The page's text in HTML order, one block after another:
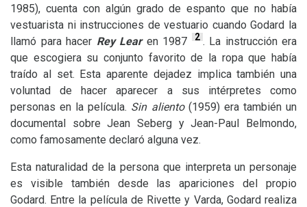
1985), cuenta con algún grado de espanto que no había
vestuarista ni instrucciones de vestuario cuando Godard la
llamó para hacer Rey Learen 1987 2 . La instrucción era
que escogiera su conjunto favorito de la ropa que había
traído al set. Esta aparente dejadez implica también una
voluntad de hacer aparecer a sus intérpretes como
personas en la película. Sin aliento (1959) era también un
documental sobre Jean Seberg y Jean-Paul Belmondo,
como famosamente declaró alguna vez.
Esta naturalidad de la persona que interpreta un personaje
es visible también desde las apariciones del propio
Godard. Entre la película de Rivette y Varda, Godard realiza